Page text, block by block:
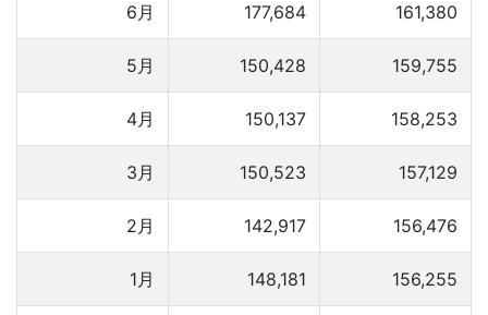
6月 177,684 161,380
5月 150,428 159,755
4月 150,137 158,253
3月 150,523 157,129
2月 142,917 156,476
1月 148,181 156,255